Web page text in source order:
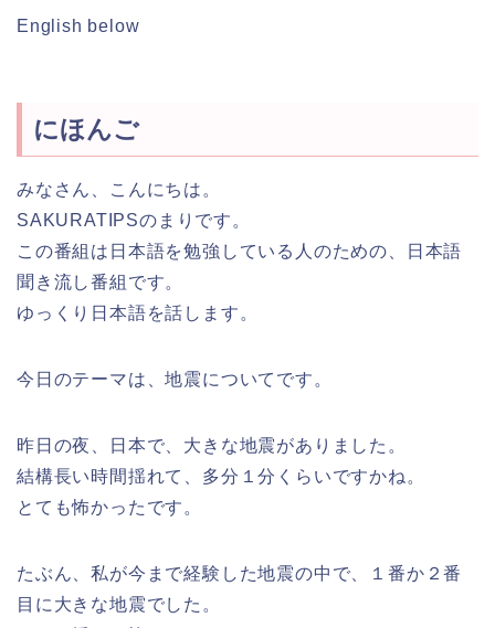
English below
にほんご
みなさん、こんにちは。
SAKURATIPSのまりです。
この番組は日本語を勉強している人のための、日本語
聞き流し番組です。
ゆっくり日本語を話します。
今日のテーマは、地震についてです。
昨日の夜、日本で、大きな地震がありました。
結構長い時間揺れて、多分１分くらいですかね。
とても怖かったです。
たぶん、私が今まで経験した地震の中で、１番か２番
目に大きな地震でした。